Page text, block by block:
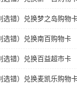
选错）兑换梦之岛购物
选错）兑换南百购物卡
选错）兑换百益超市卡
选错）兑换麦凯乐购物